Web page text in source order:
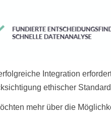
Integration
ethischer
mehr über die